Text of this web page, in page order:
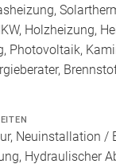
Holzheizung,
Photovoltaik,
Neuinstallation /
Hydraulischer